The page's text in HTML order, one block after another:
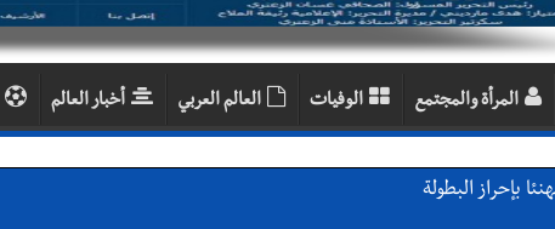
المرأة والمجتمع الوفيات العالم العربي أخبار العالم
بالمياه في صيدا نتيجة الانقطاع المتكرر لخط الخدمات الكهربائي